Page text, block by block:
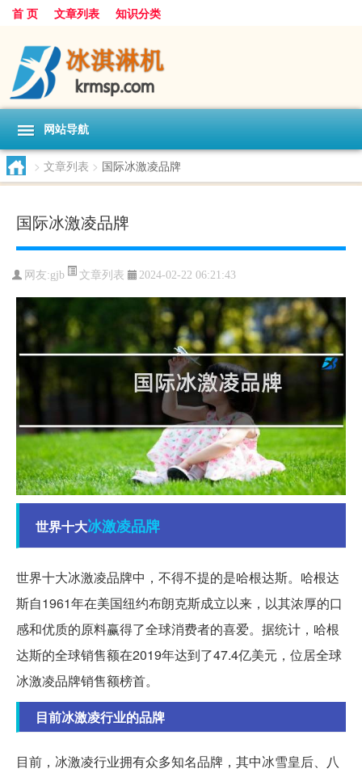
首 页 文章列表 知识分类
网站导航
> 文章列表 > 国际冰激凌品牌
国际冰激凌品牌
网友:gjb 文章列表 2024-02-22 06:21:43
世界十大冰激凌品牌
世界十大冰激凌品牌中，不得不提的是哈根达斯。哈根达
斯自1961年在美国纽约布朗克斯成立以来，以其浓厚的口
感和优质的原料赢得了全球消费者的喜爱。据统计，哈根
达斯的全球销售额在2019年达到了47.4亿美元，位居全球
冰激凌品牌销售额榜首。
目前冰激凌行业的品牌
目前，冰激凌行业拥有众多知名品牌，其中冰雪皇后、八